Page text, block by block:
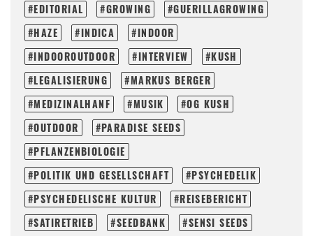
EDITORIAL
GROWING
GUERILLAGROWING
HAZE
INDICA
INDOOR
INDOOROUTDOOR
INTERVIEW
KUSH
LEGALISIERUNG
MARKUS BERGER
MEDIZINALHANF
MUSIK
OG KUSH
OUTDOOR
PARADISE SEEDS
PFLANZENBIOLOGIE
POLITIK UND GESELLSCHAFT
PSYCHEDELIK
PSYCHEDELISCHE KULTUR
REISEBERICHT
SATIRETRIEB
SEEDBANK
SENSI SEEDS